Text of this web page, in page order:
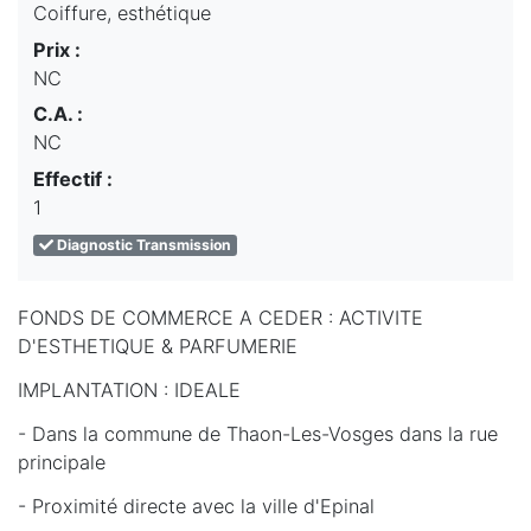
Coiffure, esthétique
Prix :
NC
C.A. :
NC
Effectif :
1
Diagnostic Transmission
FONDS DE COMMERCE A CEDER : ACTIVITE
D'ESTHETIQUE & PARFUMERIE
IMPLANTATION : IDEALE
- Dans la commune de Thaon-Les-Vosges dans la rue
principale
- Proximité directe avec la ville d'Epinal